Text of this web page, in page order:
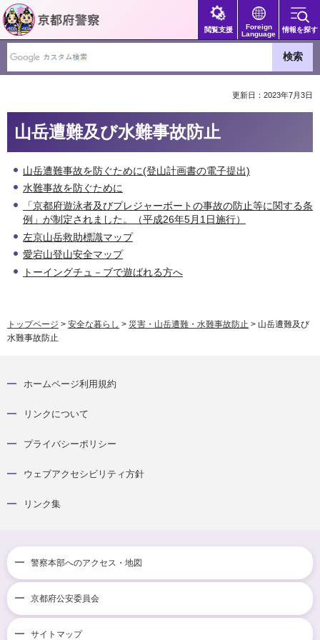
京都府警察
閲覧支援
Foreign
Language
情報を探す
更新日：2023年7月3日
山岳遭難及び水難事故防止
山岳遭難事故を防ぐために(登山計画書の電子提出)
水難事故を防ぐために
「京都府遊泳者及びプレジャーボートの事故の防止等に関する条
例」が制定されました。（平成26年5月1日施行）
左京山岳救助標識マップ
愛宕山登山安全マップ
トーイングチュ－ブで遊ばれる方へ
トップページ > 安全な暮らし > 災害・山岳遭難・水難事故防止 > 山岳遭難及び
水難事故防止
ホームページ利用規約
リンクについて
プライバシーポリシー
ウェブアクセシビリティ方針
リンク集
警察本部へのアクセス・地図
京都府公安委員会
サイトマップ